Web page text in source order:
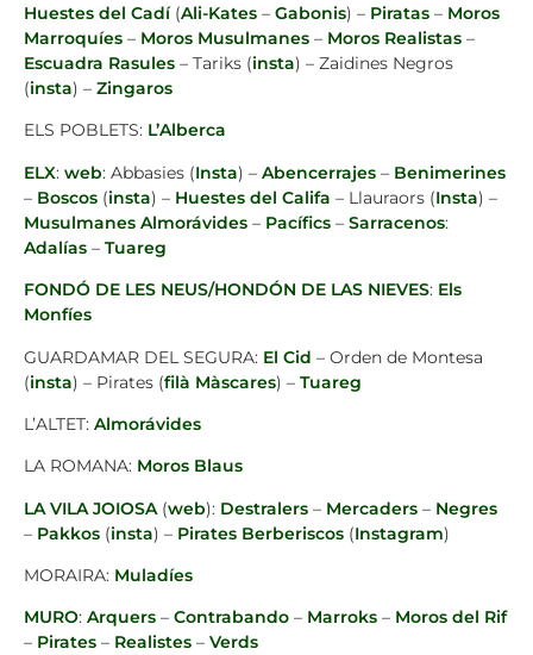
Huestes del Cadí(Ali-Kates – Gabonis) – Piratas – Moros
Marroquíes – Moros Musulmanes – Moros Realistas –
Escuadra Rasules – Tariks (insta) – Zaidines Negros
(insta) – Zingaros
ELS POBLETS: L’Alberca
ELX: web: Abbasies (Insta) – Abencerrajes – Benimerines
– Boscos (insta) – Huestes del Califa – Llauraors (Insta) –
Musulmanes Almorávides – Pacífics – Sarracenos:
Adalías – Tuareg
FONDÓ DE LES NEUS/HONDÓN DE LAS NIEVES: Els
Monfíes
GUARDAMAR DEL SEGURA: El Cid – Orden de Montesa
(insta) – Pirates (filà Màscares) – Tuareg
L’ALTET: Almorávides
LA ROMANA: Moros Blaus
LA VILA JOIOSA(web): Destralers – Mercaders – Negres
– Pakkos (insta) – Pirates Berberiscos (Instagram)
MORAIRA: Muladíes
MURO: Arquers – Contrabando – Marroks – Moros del Rif
– Pirates – Realistes – Verds